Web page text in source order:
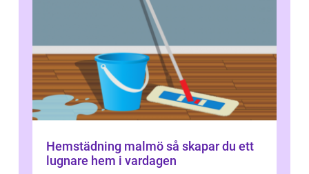
Hemstädning malmö så skapar du ett
lugnare hem i vardagen